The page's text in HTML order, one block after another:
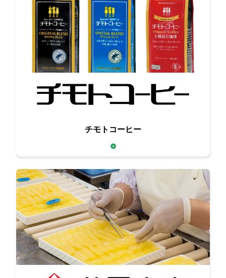
百年珈琲
～創業1927年の老舗珈琲メーカー～
チモトコーヒー